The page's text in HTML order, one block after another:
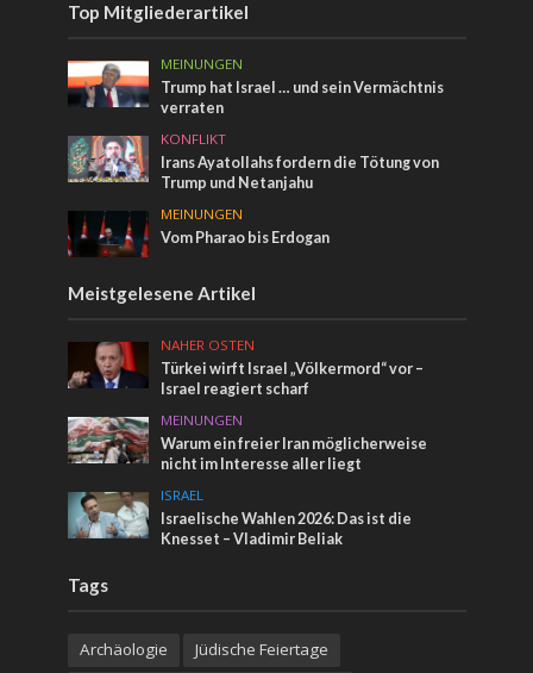
Top Mitgliederartikel
MEINUNGEN
Trump hat Israel … und sein Vermächtnis
verraten
KONFLIKT
Irans Ayatollahs fordern die Tötung von
Trump und Netanjahu
MEINUNGEN
Vom Pharao bis Erdogan
Meistgelesene Artikel
NAHER OSTEN
Türkei wirft Israel „Völkermord“ vor –
Israel reagiert scharf
MEINUNGEN
Warum ein freier Iran möglicherweise
nicht im Interesse aller liegt
ISRAEL
Israelische Wahlen 2026: Das ist die
Knesset – Vladimir Beliak
Tags
Archäologie
Jüdische Feiertage